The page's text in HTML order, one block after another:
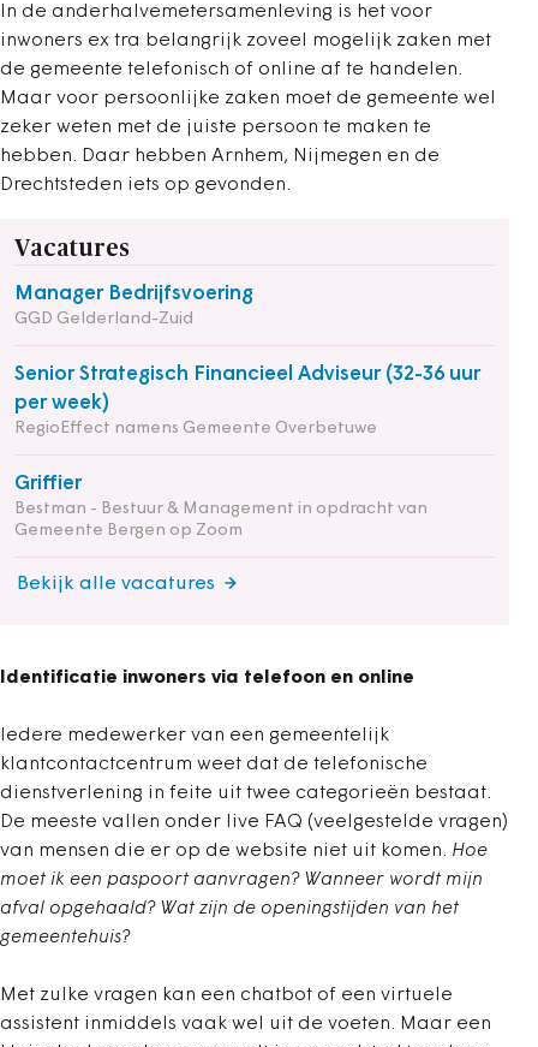
In de anderhalvemetersamenleving is het voor
inwoners ex tra belangrijk zoveel mogelijk zaken met
de gemeente telefonisch of online af te handelen.
Maar voor persoonlijke zaken moet de gemeente wel
zeker weten met de juiste persoon te maken te
hebben. Daar hebben Arnhem, Nijmegen en de
Drechtsteden iets op gevonden.
Vacatures
Manager Bedrijfsvoering
GGD Gelderland-Zuid
Senior Strategisch Financieel Adviseur (32-36 uur
per week)
RegioEffect namens Gemeente Overbetuwe
Griffier
Bestman - Bestuur & Management in opdracht van
Gemeente Bergen op Zoom
Bekijk alle vacatures
Identificatie inwoners via telefoon en online
Iedere medewerker van een gemeentelijk
klantcontactcentrum weet dat de telefonische
dienstverlening in feite uit twee categorieën bestaat.
De meeste vallen onder live FAQ (veelgestelde vragen)
van mensen die er op de website niet uit komen. Hoe
moet ik een paspoort aanvragen? Wanneer wordt mijn
afval opgehaald? Wat zijn de openingstijden van het
gemeentehuis?
Met zulke vragen kan een chatbot of een virtuele
assistent inmiddels vaak wel uit de voeten. Maar een